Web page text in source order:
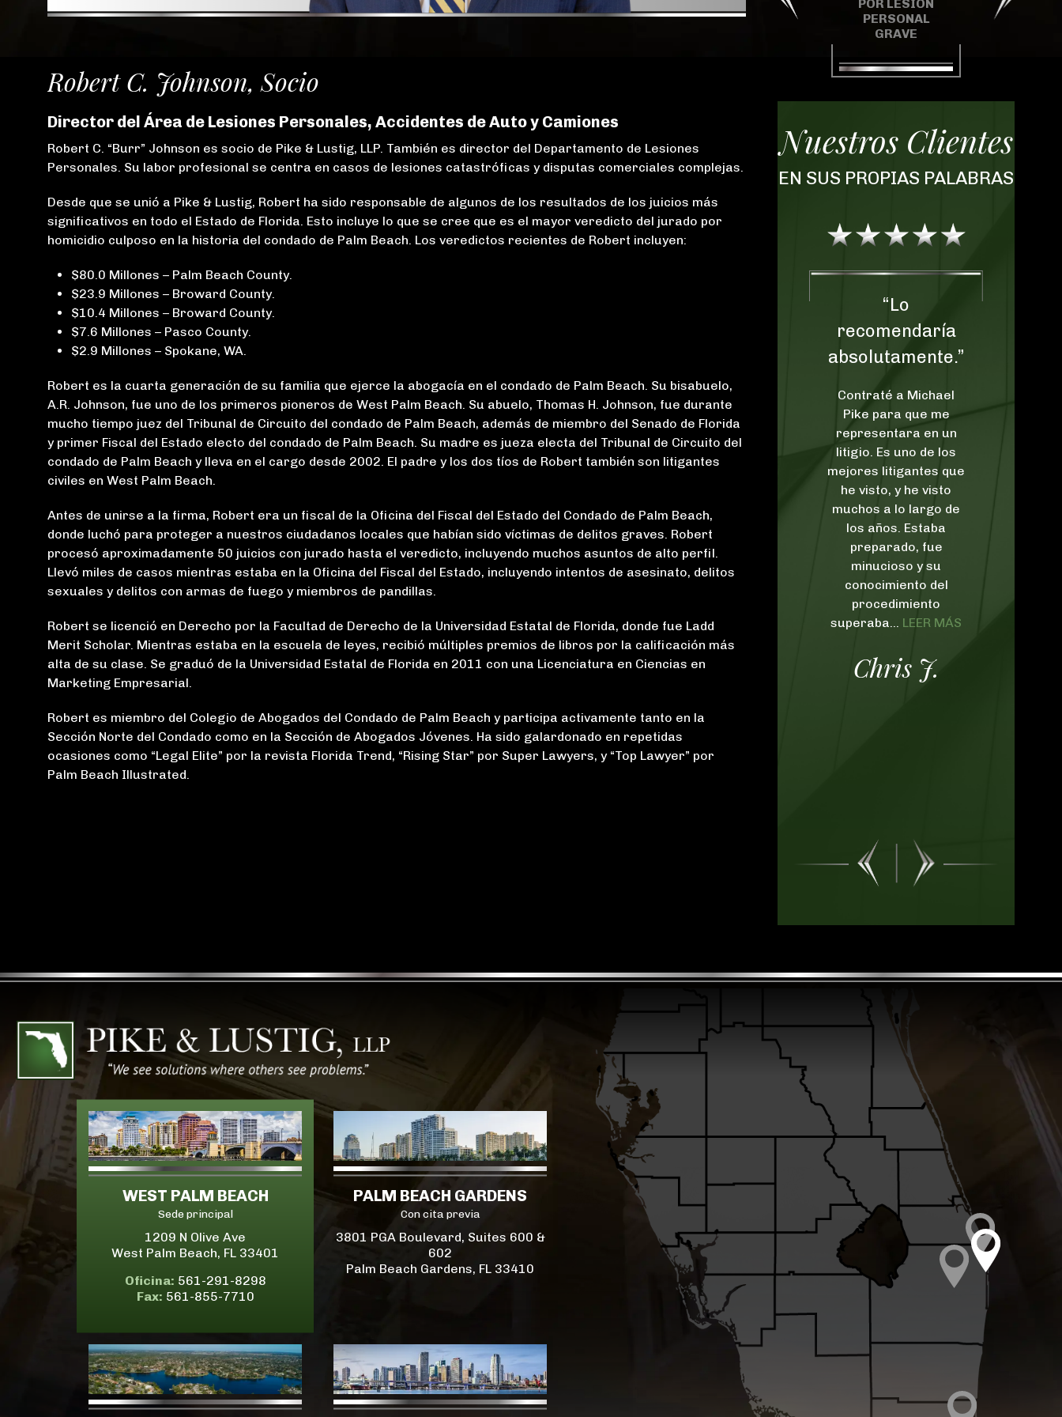
Robert C. Johnson, Socio
Director del Área de Lesiones Personales, Accidentes de Auto y Camiones
Robert C. “Burr” Johnson es socio de Pike & Lustig, LLP. También es director del Departamento de Lesiones
Personales. Su labor profesional se centra en casos de lesiones catastróficas y disputas comerciales complejas.
Desde que se unió a Pike & Lustig, Robert ha sido responsable de algunos de los resultados de los juicios más
significativos en todo el Estado de Florida. Esto incluye lo que se cree que es el mayor veredicto del jurado por
homicidio culposo en la historia del condado de Palm Beach. Los veredictos recientes de Robert incluyen:
$80.0 Millones – Palm Beach County.
$23.9 Millones – Broward County.
$10.4 Millones – Broward County.
$7.6 Millones – Pasco County.
$2.9 Millones – Spokane, WA.
Robert es la cuarta generación de su familia que ejerce la abogacía en el condado de Palm Beach. Su bisabuelo,
A.R. Johnson, fue uno de los primeros pioneros de West Palm Beach. Su abuelo, Thomas H. Johnson, fue durante
mucho tiempo juez del Tribunal de Circuito del condado de Palm Beach, además de miembro del Senado de Florida
y primer Fiscal del Estado electo del condado de Palm Beach. Su madre es jueza electa del Tribunal de Circuito del
condado de Palm Beach y lleva en el cargo desde 2002. El padre y los dos tíos de Robert también son litigantes
civiles en West Palm Beach.
Antes de unirse a la firma, Robert era un fiscal de la Oficina del Fiscal del Estado del Condado de Palm Beach,
donde luchó para proteger a nuestros ciudadanos locales que habían sido víctimas de delitos graves. Robert
procesó aproximadamente 50 juicios con jurado hasta el veredicto, incluyendo muchos asuntos de alto perfil.
Llevó miles de casos mientras estaba en la Oficina del Fiscal del Estado, incluyendo intentos de asesinato, delitos
sexuales y delitos con armas de fuego y miembros de pandillas.
Robert se licenció en Derecho por la Facultad de Derecho de la Universidad Estatal de Florida, donde fue Ladd
Merit Scholar. Mientras estaba en la escuela de leyes, recibió múltiples premios de libros por la calificación más
alta de su clase. Se graduó de la Universidad Estatal de Florida en 2011 con una Licenciatura en Ciencias en
Marketing Empresarial.
Robert es miembro del Colegio de Abogados del Condado de Palm Beach y participa activamente tanto en la
Sección Norte del Condado como en la Sección de Abogados Jóvenes. Ha sido galardonado en repetidas
ocasiones como “Legal Elite” por la revista Florida Trend, “Rising Star” por Super Lawyers, y “Top Lawyer” por
Palm Beach Illustrated.
EXENCIÓN DE
POR LESIÓN
PERSONAL
CASO DEL
CONDADO DE
MARTIN
Nuestros Clientes
EN SUS PROPIAS PALABRAS
caso de accidente
automovilístico. Fue
agresivo con las
los hechos de mi caso.
Su personal también
fue muy servicial y
organizado. Muy
encarecidamente a
Pike...LEER MÁS
Contraté a Michael
mejores litigantes que
muchos a lo largo de
los años. Estaba
preparado, fue
minucioso y su
superaba...
Chris J.
“No podemos
expresar cuán
felices estamos
el placer de que
Pike & Lustig nos
represente.”
No podemos expresar
cuán felices estamos
placer de que Pike &
Lustig nos represente.
hasta el final, ambos
extremadamente
WEST PALM BEACH
Sede principal
1209 N Olive Ave
West Palm Beach, FL 33401
Oficina: 561-291-8298
Fax: 561-855-7710
PALM BEACH GARDENS
Con cita previa
3801 PGA Boulevard, Suites 600 &
602
Palm Beach Gardens, FL 33410